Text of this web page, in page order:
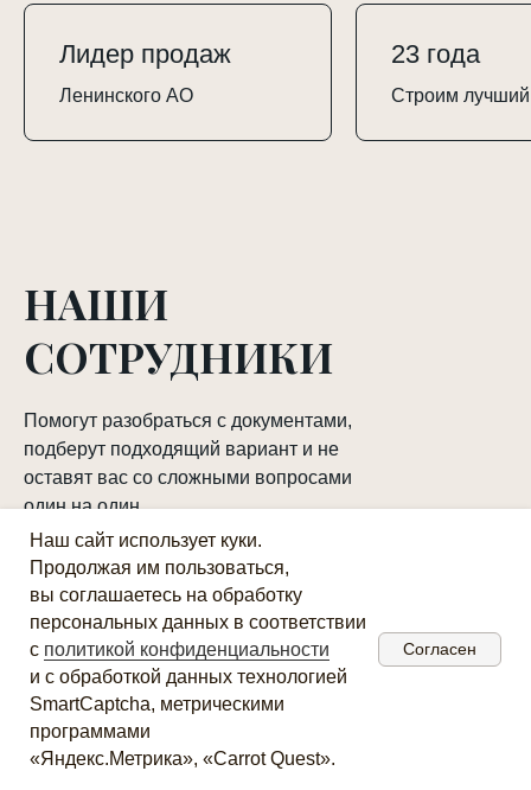
Наш сайт использует куки.
Продолжая им пользоваться,
вы соглашаетесь на обработку
персональных данных в соответствии
с политикой конфиденциальности
и с обработкой данных технологией
SmartCaptcha, метрическими
программами
«Яндекс.Метрика», «Carrot Quest».
Согласен
Лидер продаж
Ленинского АО Строим
23 года
НАШИ
СОТРУДНИКИ
Помогут разобраться с документами,
подберут подходящий вариант и не
оставят вас со сложными вопросами
один на один